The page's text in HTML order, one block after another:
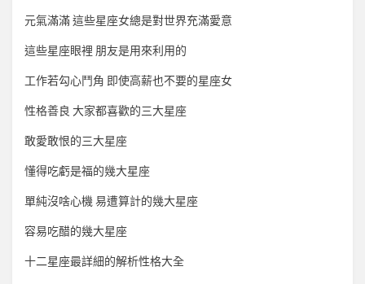
元氣滿滿 這些星座女總是對世界充滿愛意
這些星座眼裡 朋友是用來利用的
工作若勾心鬥角 即使高薪也不要的星座女
性格善良 大家都喜歡的三大星座
敢愛敢恨的三大星座
懂得吃虧是福的幾大星座
單純沒啥心機 易遭算計的幾大星座
容易吃醋的幾大星座
十二星座最詳細的解析性格大全